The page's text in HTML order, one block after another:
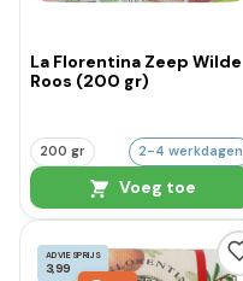
La Florentina Zeep Wilde
Roos (200 gr)
200 gr 2-4 werkdagen
Voeg toe
ADVIESPRIJS
3,99